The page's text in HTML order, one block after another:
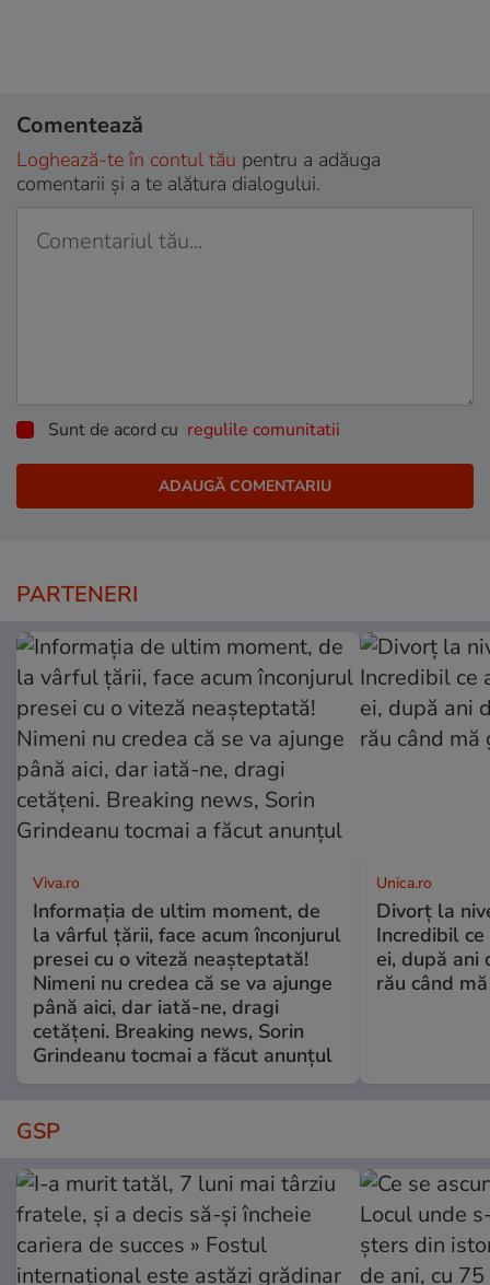
Comentează
Loghează-te în contul tău pentru a adăuga
comentarii și a te alătura dialogului.
Sunt de acord cu regulile comunitatii
PARTENERI
Viva.ro
Informația de ultim moment, de
la vârful țării, face acum înconjurul
presei cu o viteză neașteptată!
Nimeni nu credea că se va ajunge
până aici, dar iată-ne, dragi
cetățeni. Breaking news, Sorin
Grindeanu tocmai a făcut anunțul
Unica.ro
Divorț la
Incredibil
ei, după ani
rău când
GSP